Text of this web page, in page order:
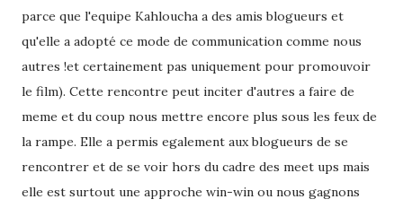
parce que l'equipe Kahloucha a des amis blogueurs et
qu'elle a adopté ce mode de communication comme nous
autres !et certainement pas uniquement pour promouvoir
le film). Cette rencontre peut inciter d'autres a faire de
meme et du coup nous mettre encore plus sous les feux de
la rampe. Elle a permis egalement aux blogueurs de se
rencontrer et de se voir hors du cadre des meet ups mais
elle est surtout une approche win-win ou nous gagnons